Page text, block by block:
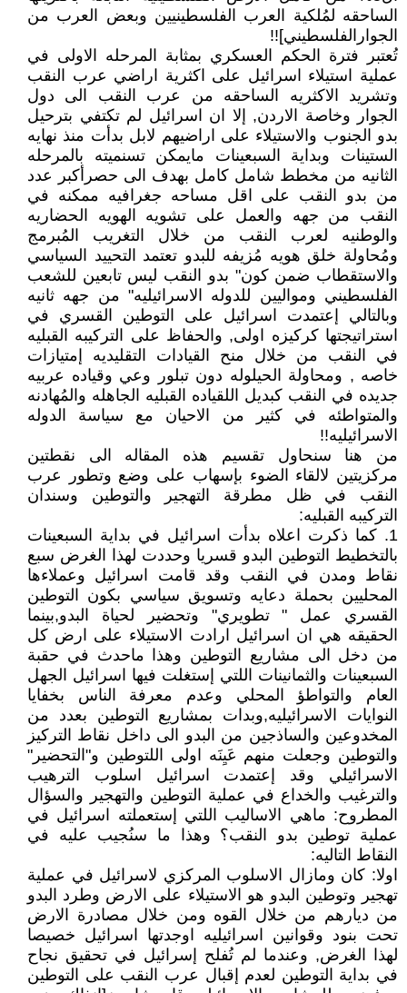
الساحقه لمُلكية العرب الفلسطينيين وبعض العرب من
الجوارالفلسطيني]!!
تُعتبر فترة الحكم العسكري بمثابة المرحله الاولى في
عملية استيلاء اسرائيل على اكثرية اراضي عرب النقب
وتشريد الاكثريه الساحقه من عرب النقب الى دول
الجوار وخاصة الاردن, إلا ان اسرائيل لم تكتفي بترحيل
بدو الجنوب والاستيلاء على اراضيهم لابل بدأت منذ نهايه
الستينات وبداية السبعينات مايمكن تسنميته بالمرحله
الثانيه من مخطط شامل كامل بهدف الى حصرأكبر عدد
من بدو النقب على اقل مساحه جغرافيه ممكنه في
النقب من جهه والعمل على تشويه الهويه الحضاريه
والوطنيه لعرب النقب من خلال التغريب المُبرمج
ومُحاولة خلق هويه مُزيفه للبدو تعتمد التحييد السياسي
والاستقطاب ضمن كون" بدو النقب ليس تابعين للشعب
الفلسطيني ومواليين للدوله الاسرائيليه" من جهه ثانيه
وبالتالي إعتمدت اسرائيل على التوطين القسري في
استراتيجتها كركيزه اولى, والحفاظ على التركيبه القبليه
في النقب من خلال منح القيادات التقليديه إمتيازات
خاصه , ومحاولة الحيلوله دون تبلور وعي وقياده عربيه
جديده في النقب كبديل اللقياده القبليه الجاهله والمُهادنه
والمتواطئه في كثير من الاحيان مع سياسة الدوله
الاسرائيليه!!
من هنا سنحاول تقسيم هذه المقاله الى نقطتين
مركزيتين لالقاء الضوء بإسهاب على وضع وتطور عرب
النقب في ظل مطرقة التهجير والتوطين وسندان
التركيبه القبليه:
1. كما ذكرت اعلاه بدأت اسرائيل في بداية السبعينات
بالتخطيط التوطين البدو قسريا وحددت لهذا الغرض سبع
نقاط ومدن في النقب وقد قامت اسرائيل وعملاءها
المحليين بحملة دعايه وتسويق سياسي بكون التوطين
القسري عمل " تطويري" وتحضير لحياة البدو,بينما
الحقيقه هي ان اسرائيل ارادت الاستيلاء على ارض كل
من دخل الى مشاريع التوطين وهذا ماحدث في حقبة
السبعينات والثمانينات اللتي إستغلت فيها اسرائيل الجهل
العام والتواطؤ المحلي وعدم معرفة الناس بخفايا
النوايات الاسرائيليه,وبدات بمشاريع التوطين بعدد من
المخدوعين والساذجين من البدو الى داخل نقاط التركيز
والتوطين وجعلت منهم عَيِنَه اولى اللتوطين و"التحضير"
الاسرائيلي وقد إعتمدت اسرائيل اسلوب الترهيب
والترغيب والخداع في عملية التوطين والتهجير والسؤال
المطروح: ماهي الاساليب اللتي إستعملته اسرائيل في
عملية توطين بدو النقب؟ وهذا ما سنُجيب عليه في
النقاط التاليه:
اولا: كان ومازال الاسلوب المركزي لاسرائيل في عملية
تهجير وتوطين البدو هو الاستيلاء على الارض وطرد البدو
من ديارهم من خلال القوه ومن خلال مصادرة الارض
تحت بنود وقوانين اسرائيليه اوجدتها اسرائيل خصيصا
لهذا الغرض, وعندما لم تُفلح إسرائيل في تحقيق نجاح
في بداية التوطين لعدم إقبال عرب النقب على التوطين